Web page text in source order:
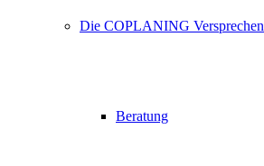
Die COPLANING Versprechen
Beratung